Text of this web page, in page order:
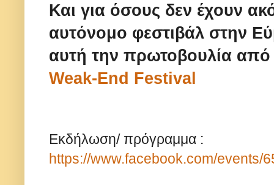
Και για όσους δεν έχουν
αυτόνομο φεστιβάλ στην
αυτή την πρωτοβουλία από
Weak-End Festival
Εκδήλωση/ πρόγραμμα :
https://www.facebook.com/events/